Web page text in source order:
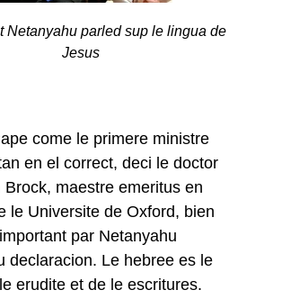
Netanyahu parled sup le lingua de
Jesus
come le primere ministre
en el correct, deci le doctor
Brock, maestre emeritus en
le Universite de Oxford, bien
par Netanyahu
declaracion. Le hebree es le
erudite et de le escritures.